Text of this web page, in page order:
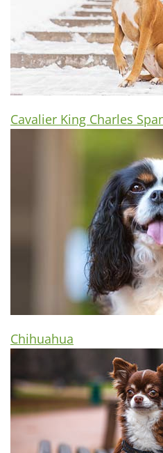
Cavalier King Charles
Chihuahua